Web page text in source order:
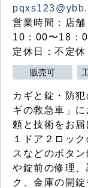
営業時間：店
10：00〜18：
定休日：不定休
販売可
カギと錠・防
ギの救急車」
頼と技術をお届
１ドア２ロッ
スなどのボタ
や錠前の修理
ク、金庫の開